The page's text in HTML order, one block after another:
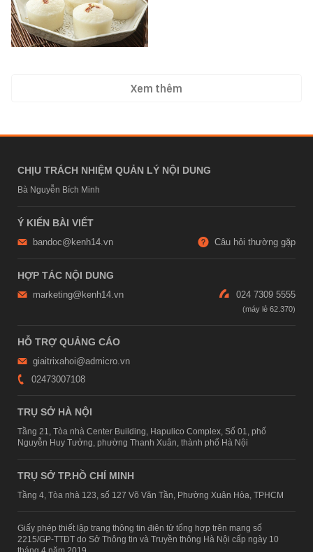
Xem thêm
CHỊU TRÁCH NHIỆM QUẢN LÝ NỘI DUNG
Bà Nguyễn Bích Minh
Ý KIẾN BÀI VIẾT
bandoc@kenh14.vn Câu hỏi thường gặp
HỢP TÁC NỘI DUNG
marketing@kenh14.vn 024 7309 5555
HỖ TRỢ QUẢNG CÁO
giaitrixahoi@admicro.vn
02473007108
TRỤ SỞ HÀ NỘI
Tầng 21, Tòa nhà Center Building, Hapulico Complex, Số 01, phố
Nguyễn Huy Tưởng, phường Thanh Xuân, thành phố Hà Nội
TRỤ SỞ TP.HỒ CHÍ MINH
Tầng 4, Tòa nhà 123, số 127 Võ Văn Tần, Phường Xuân Hòa, TPHCM
Giấy phép thiết lập trang thông tin điện tử tổng hợp trên mạng số
2215/GP-TTĐT do Sở Thông tin và Truyền thông Hà Nội cấp ngày 10